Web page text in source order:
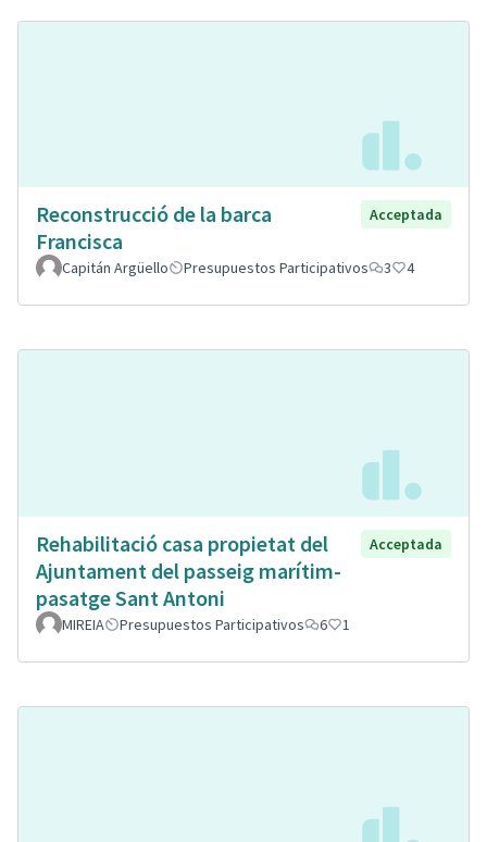
Reconstrucció de la barca
Francisca
Acceptada
Capitán Argüello Presupuestos Participativos 3 4
Rehabilitació casa propietat del
Ajuntament del passeig marítim-
pasatge Sant Antoni
Acceptada
MIREIA Presupuestos Participativos 6 1